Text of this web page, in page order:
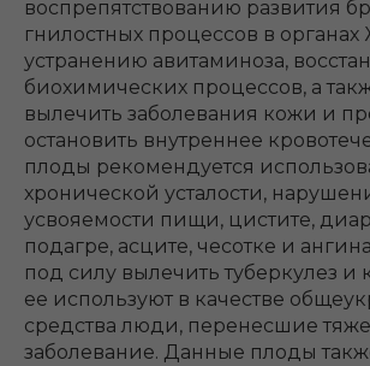
воспрепятствованию развития
гнилостных процессов в органах
устранению авитаминоза,
биохимических процессов, а
вылечить заболевания кожи и
остановить внутреннее
плоды рекомендуется
хронической усталости,
усвояемости пищи, цистите,
подагре, асците, чесотке и
под силу вылечить туберкулез и
ее используют в качестве
средства люди, перенесшие
заболевание. Данные плоды